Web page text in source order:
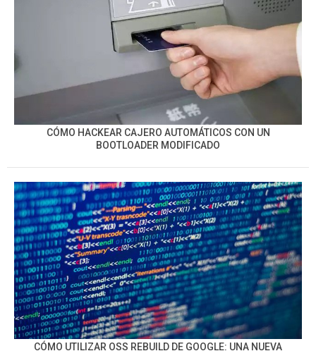
CÓMO HACKEAR CAJERO AUTOMÁTICOS CON UN
BOOTLOADER MODIFICADO
CÓMO UTILIZAR OSS REBUILD DE GOOGLE: UNA NUEVA